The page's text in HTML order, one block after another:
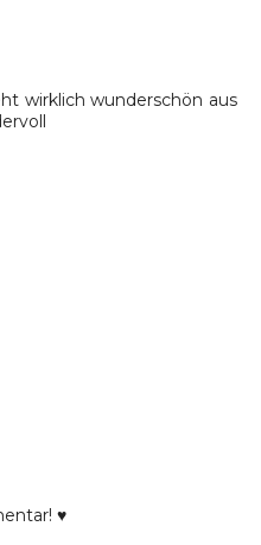
wirklich wunderschön aus
♥